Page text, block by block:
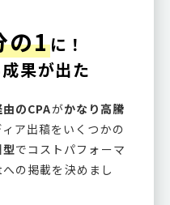
の1に！
果が出た
のCPAがかなり高騰
ア出稿をいくつかの
でコストパフォーマ
の掲載を決めまし